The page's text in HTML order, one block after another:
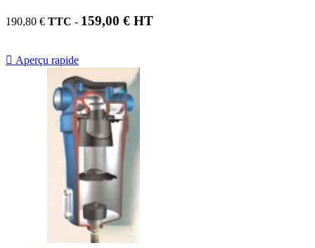
190,80 € TTC - 159,00 € HT
 Aperçu rapide